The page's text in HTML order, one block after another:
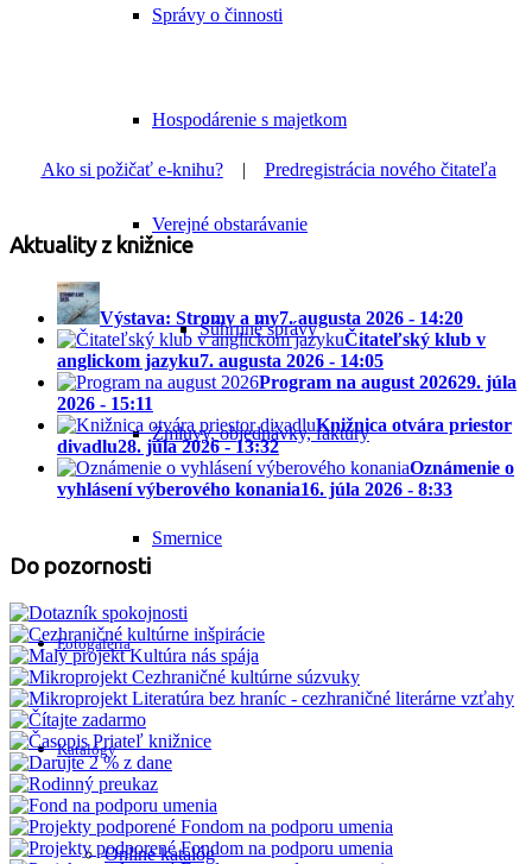
Správy o činnosti
Hospodárenie s majetkom
Verejné obstarávanie
Súhrnné správy
Zmluvy, objednávky, faktúry
Smernice
Fotogaléria
Katalógy
Online katalóg
Ako si požičať e-knihu?| Predregistrácia nového čitateľa
Aktuality z knižnice
Výstava: Stromy a my7. augusta 2026 - 14:20
Čitateľský klub v
anglickom jazyku7. augusta 2026 - 14:05
Program na august 202629. júla
2026 - 15:11
Knižnica otvára priestor
divadlu28. júla 2026 - 13:32
Oznámenie o
vyhlásení výberového konania16. júla 2026 - 8:33
Do pozornosti